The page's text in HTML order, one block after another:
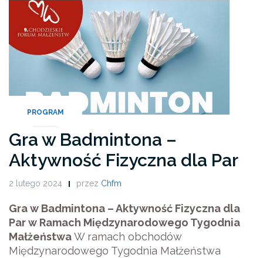
PROGRAM
Gra w Badmintona –
Aktywność Fizyczna dla Par
2 lutego 2024 przez Chfm
Gra w Badmintona – Aktywność Fizyczna dla
Par w Ramach Międzynarodowego Tygodnia
MałżeństwaW ramach obchodów
Międzynarodowego Tygodnia Małżeństwa